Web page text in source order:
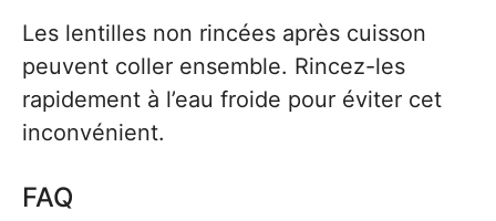
Les lentilles non rincées après cuisson
peuvent coller ensemble. Rincez-les
rapidement à l’eau froide pour éviter cet
inconvénient.
FAQ